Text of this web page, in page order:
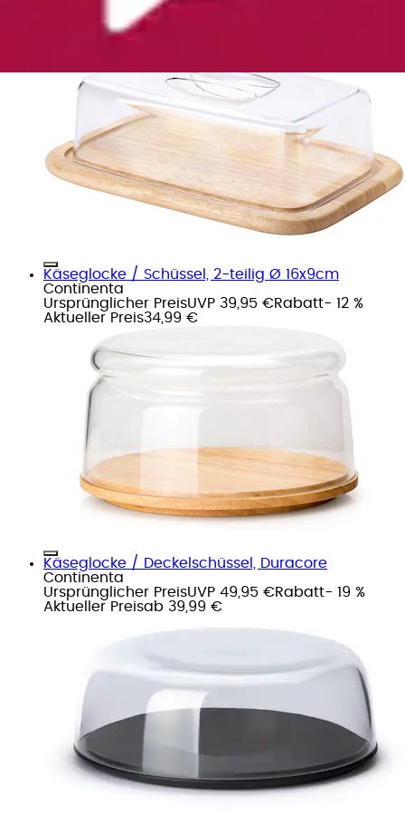
Ursprünglicher Preis
Aktueller Preis
Käseglocke / Schüssel, 2-teilig Ø 16x9cm
Continenta
Ursprünglicher PreisUVP 39,95 €Rabatt- 12 %
Aktueller Preis34,99 €
Käseglocke / Deckelschüssel, Duracore
Continenta
Ursprünglicher PreisUVP 49,95 €Rabatt- 19 %
Aktueller Preisab 39,99 €